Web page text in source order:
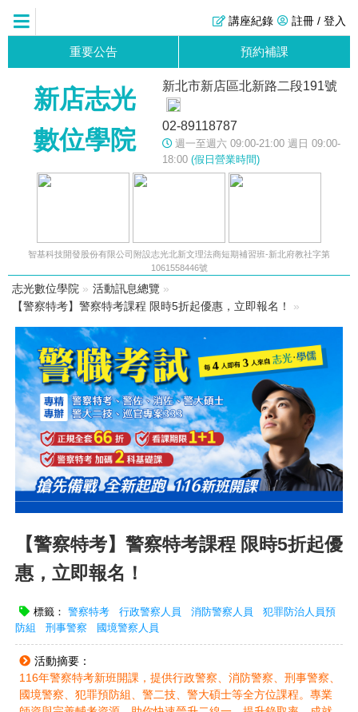
註冊 / 登入
講座紀錄
重要公告 預約補課
新店志光
數位學院
新北市新店區北新路二段191號
02-89118787
週一至週六 09:00-21:00 週日 09:00-
18:00 (假日營業時間)
智基科技開發股份有限公司附設志光北新文理法商短期補習班-新北府教社字第
1061558446號
志光數位學院 » 活動訊息總覽 »
【警察特考】警察特考課程 限時5折起優惠，立即報名！
»
【警察特考】警察特考課程 限時5折起優
惠，立即報名！
標籤： 警察特考 行政警察人員 消防警察人員
犯罪防治人員預
防組
刑事警察 國境警察人員
活動摘要：
116年警察特考新班開課，提供行政警察、消防警察、刑事警察、
國境警察、犯罪預防組、警二技、警大碩士等全方位課程。專業